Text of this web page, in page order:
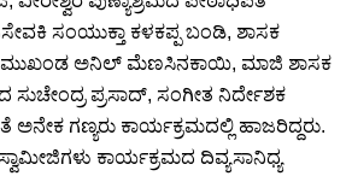
ಸಂಯುಕ್ತಾ ಕಳಕಪ್ಪ ಬಂಡಿ, ಶಾಸಕ
ಅನಿಲ್ ಮೆಣಸಿನಕಾಯಿ, ಮಾಜಿ ಶಾಸಕ
ಪ್ರಸಾದ್, ಸಂಗೀತ ನಿರ್ದೇಶಕ
ಗಣ್ಯರು ಕಾರ್ಯಕ್ರಮದಲ್ಲಿ ಹಾಜರಿದ್ದರು.
ಕಾರ್ಯಕ್ರಮದ ದಿವ್ಯಸಾನಿಧ್ಯ